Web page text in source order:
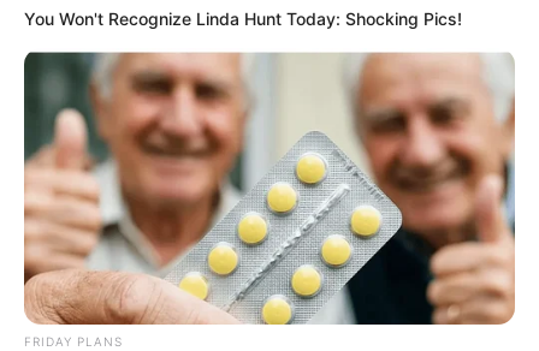
You Won't Recognize Linda Hunt Today: Shocking Pics!
FRIDAY PLANS